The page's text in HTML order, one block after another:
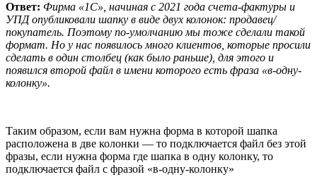
Ответ: Фирма «1С», начиная с 2021 года счета-фактуры и
УПД опубликовали шапку в виде двух колонок: продавец/
покупатель. Поэтому по-умолчанию мы тоже сделали такой
формат. Но у нас появилось много клиентов, которые просили
сделать в один столбец (как было раньше), для этого и
появился второй файл в имени которого есть фраза «в-одну-
колонку».
Таким образом, если вам нужна форма в которой шапка
расположена в две колонки — то подключается файл без этой
фразы, если нужна форма где шапка в одну колонку, то
подключается файл с фразой «в-одну-колонку»